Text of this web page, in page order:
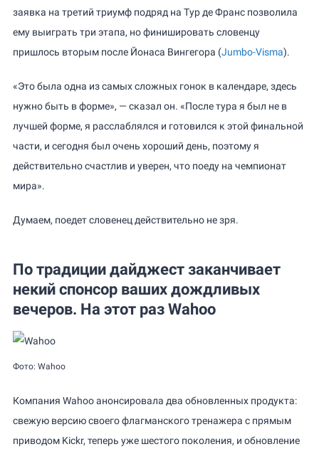
заявка на третий триумф подряд на Тур де Франс позволила
ему выиграть три этапа, но финишировать словенцу
пришлось вторым после Йонаса Вингегора (Jumbo-Visma).
«Это была одна из самых сложных гонок в календаре, здесь
нужно быть в форме», — сказал он. «После тура я был не в
лучшей форме, я расслаблялся и готовился к этой финальной
части, и сегодня был очень хороший день, поэтому я
действительно счастлив и уверен, что поеду на чемпионат
мира».
Думаем, поедет словенец действительно не зря.
По традиции дайджест заканчивает
некий спонсор ваших дождливых
вечеров. На этот раз Wahoo
Фото: Wahoo
Компания Wahoo анонсировала два обновленных продукта:
свежую версию своего флагманского тренажера с прямым
приводом Kickr, теперь уже шестого поколения, и обновление